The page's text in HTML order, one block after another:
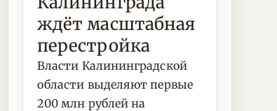
ждёт масштабная
перестройка
Власти Калининградской
области выделяют первые
200 млн рублей на